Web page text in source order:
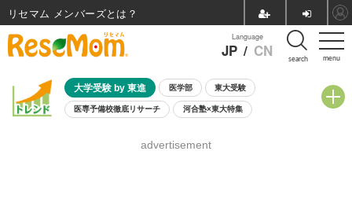
menu
Language
JP / CN search
大学受験 by 東進 医学部 東大受験
医専予備校徹底リサーチ 河合塾×東大特集
8月開催学校説明会・相談会
advertisement
リセマム メンバーズ